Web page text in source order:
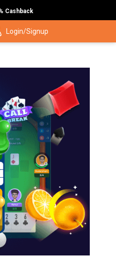
Cashback
Login/Signup